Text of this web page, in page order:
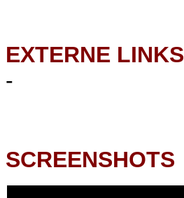
EXTERNE LINKS
-
SCREENSHOTS